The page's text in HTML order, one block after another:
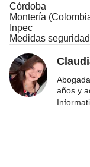
Córdoba
Montería
Inpec
Medidas seguridad
años y